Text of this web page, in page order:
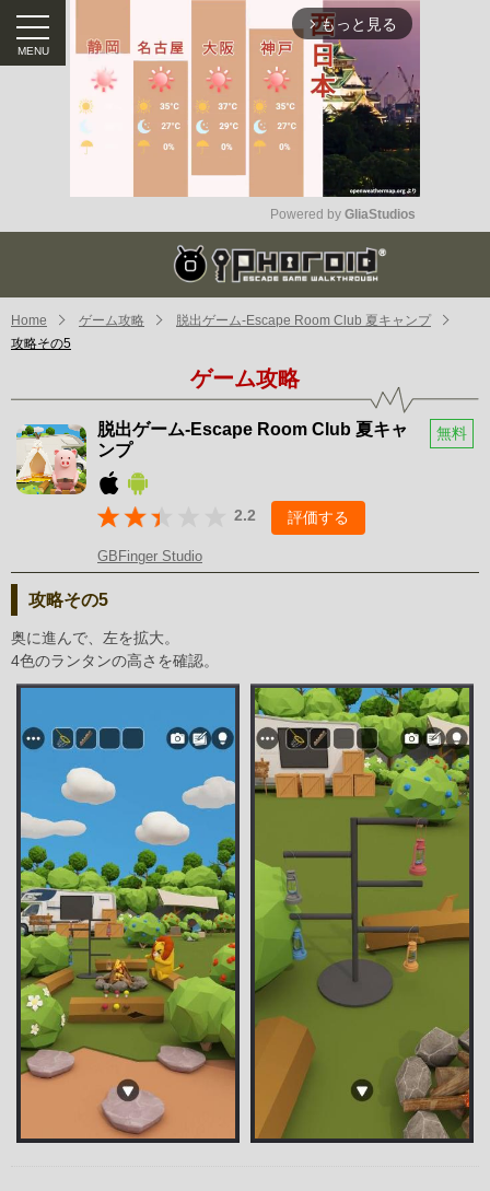
arrow_forward_ios もっと見る
Mute
Powered by GliaStudios
Home ゲーム攻略
脱出ゲーム-Escape Room Club 夏キャンプ
攻略その5
ゲーム攻略
脱出ゲーム-Escape Room Club 夏キャ
ンプ
無料
2.2 評価する
GBFinger Studio
攻略その5
奥に進んで、左を拡大。
4色のランタンの高さを確認。